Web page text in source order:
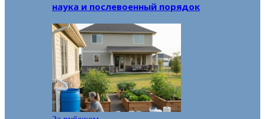
наука и послевоенный порядок